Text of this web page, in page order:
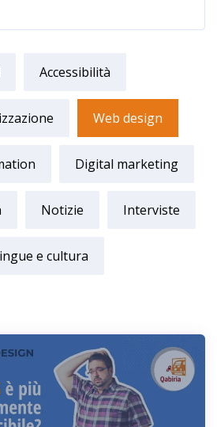
Accessibilità
Web design
Digital marketing
Notizie Interviste
e cultura